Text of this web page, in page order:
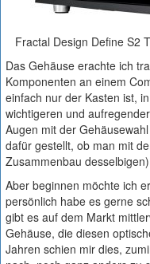
Fractal Design Define S2
Das Gehäuse erachte ich
Komponenten an einem
einfach nur der Kasten ist,
wichtigeren und
Augen mit der
dafür gestellt, ob man mit
Zusammenbau
Aber beginnen möchte ich
persönlich habe es gerne
gibt es auf dem Markt
Gehäuse, die diesen
Jahren schien mir dies,